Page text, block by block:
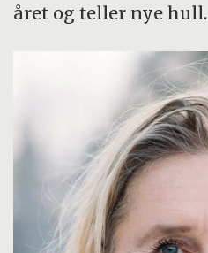
året og teller nye hull.